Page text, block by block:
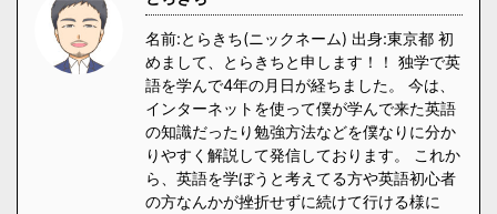
名前:とらきち(ニックネーム) 出身:東京都 初
めまして、とらきちと申します！！ 独学で英
語を学んで4年の月日が経ちました。 今は、
インターネットを使って僕が学んで来た英語
の知識だったり勉強方法などを僕なりに分か
りやすく解説して発信しております。 これか
ら、英語を学ぼうと考えてる方や英語初心者
の方なんかが挫折せずに続けて行ける様に